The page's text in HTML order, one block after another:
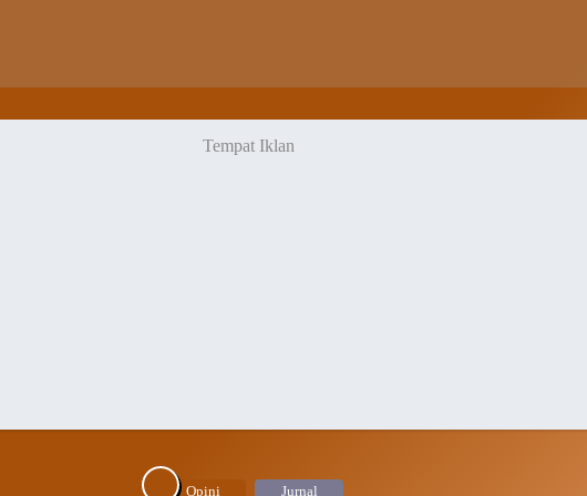
Opini Jurnal